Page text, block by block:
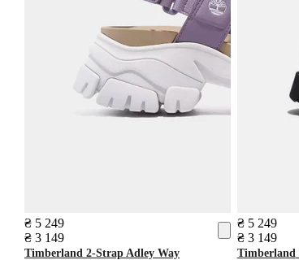
₴ 5 249
₴ 3 149
Timberland 2-Strap Adley Way
₴ 5 249
₴ 3 149
Timberland